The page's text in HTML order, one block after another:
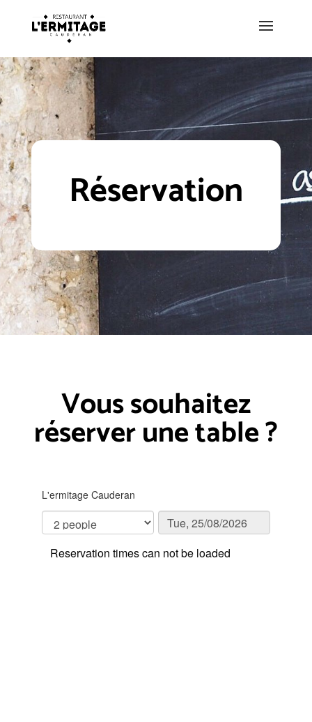
Réservation
Vous souhaitez
réserver une table ?